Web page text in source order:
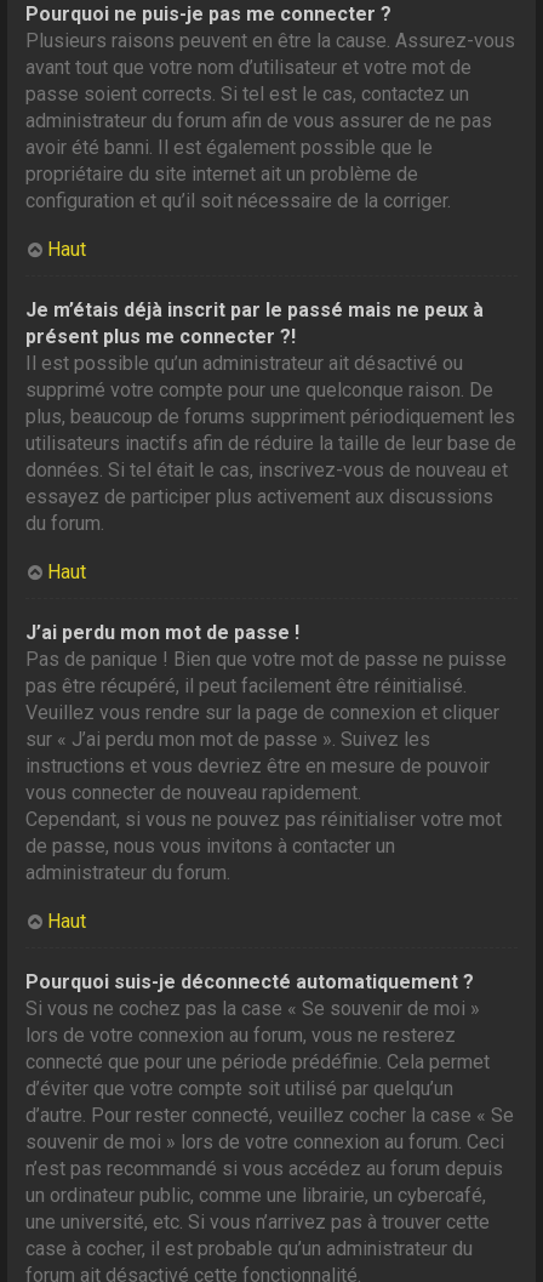
Pourquoi ne puis-je pas me connecter ?
Plusieurs raisons peuvent en être la cause. Assurez-vous
avant tout que votre nom d’utilisateur et votre mot de
passe soient corrects. Si tel est le cas, contactez un
administrateur du forum afin de vous assurer de ne pas
avoir été banni. Il est également possible que le
propriétaire du site internet ait un problème de
configuration et qu’il soit nécessaire de la corriger.
Haut
Je m’étais déjà inscrit par le passé mais ne peux à
présent plus me connecter ?!
Il est possible qu’un administrateur ait désactivé ou
supprimé votre compte pour une quelconque raison. De
plus, beaucoup de forums suppriment périodiquement les
utilisateurs inactifs afin de réduire la taille de leur base de
données. Si tel était le cas, inscrivez-vous de nouveau et
essayez de participer plus activement aux discussions
du forum.
Haut
J’ai perdu mon mot de passe !
Pas de panique ! Bien que votre mot de passe ne puisse
pas être récupéré, il peut facilement être réinitialisé.
Veuillez vous rendre sur la page de connexion et cliquer
sur « J’ai perdu mon mot de passe ». Suivez les
instructions et vous devriez être en mesure de pouvoir
vous connecter de nouveau rapidement.
Cependant, si vous ne pouvez pas réinitialiser votre mot
de passe, nous vous invitons à contacter un
administrateur du forum.
Haut
Pourquoi suis-je déconnecté automatiquement ?
Si vous ne cochez pas la case « Se souvenir de moi »
lors de votre connexion au forum, vous ne resterez
connecté que pour une période prédéfinie. Cela permet
d’éviter que votre compte soit utilisé par quelqu’un
d’autre. Pour rester connecté, veuillez cocher la case « Se
souvenir de moi » lors de votre connexion au forum. Ceci
n’est pas recommandé si vous accédez au forum depuis
un ordinateur public, comme une librairie, un cybercafé,
une université, etc. Si vous n’arrivez pas à trouver cette
case à cocher, il est probable qu’un administrateur du
forum ait désactivé cette fonctionnalité.